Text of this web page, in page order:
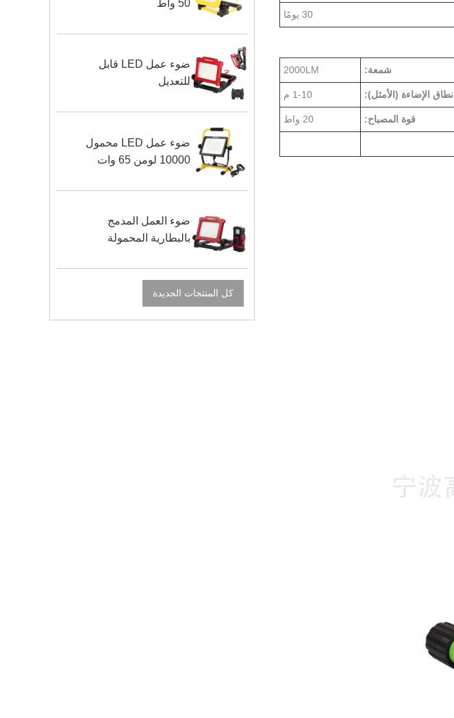
50 واط
ضوء عمل LED قابل
للتعديل
ضوء عمل LED محمول
10000 لومن 65 وات
ضوء العمل المدمج
بالبطارية المحمولة
كل المنتجات الجديدة
30 يومًا
شمعة: 2000LM
نطاق الإضاءة (الأمثل): 1-10 م
قوة المصباح: 20 واط